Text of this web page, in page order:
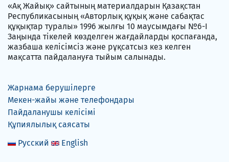
«Ақ Жайық» сайтының материалдарын Қазақстан
Республикасының «Авторлық құқық және сабақтас
құқықтар туралы» 1996 жылғы 10 маусымдағы №6-I
Заңында тікелей көзделген жағдайларды қоспағанда,
жазбаша келісімсіз және рұқсатсыз кез келген
мақсатта пайдалануға тыйым салынады.
Жарнама берушілерге
Мекен-жайы және телефондары
Пайдаланушы келісімі
Құпиялылық саясаты
Русский
English